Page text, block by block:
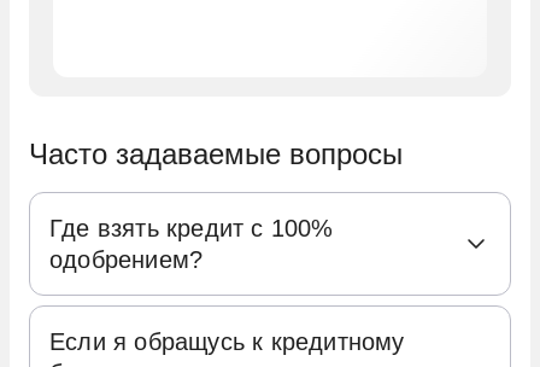
Часто задаваемые вопросы
Где взять кредит с 100%
одобрением?
Получение кредита с 100% гарантией
одобрения в банковской системе
Если я обращусь к кредитному